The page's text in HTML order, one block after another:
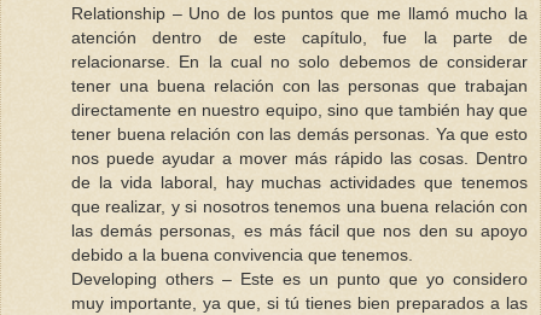
Relationship – Uno de los puntos que me llamó mucho la
atención dentro de este capítulo, fue la parte de
relacionarse. En la cual no solo debemos de considerar
tener una buena relación con las personas que trabajan
directamente en nuestro equipo, sino que también hay que
tener buena relación con las demás personas. Ya que esto
nos puede ayudar a mover más rápido las cosas. Dentro
de la vida laboral, hay muchas actividades que tenemos
que realizar, y si nosotros tenemos una buena relación con
las demás personas, es más fácil que nos den su apoyo
debido a la buena convivencia que tenemos.
Developing others – Este es un punto que yo considero
muy importante, ya que, si tú tienes bien preparados a las